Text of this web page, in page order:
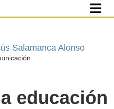
Salamanca Alonso
educación